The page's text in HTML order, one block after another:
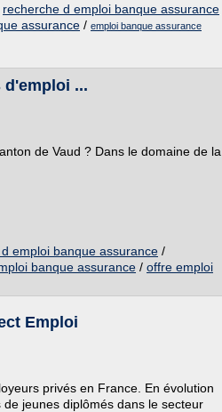
recherche d emploi banque assurance
assurance / emploi banque assurance
d'emploi ...
de Vaud ? Dans le domaine de la
emploi banque assurance /
banque assurance / offre emploi
Emploi
privés en France. En évolution
jeunes diplômés dans le secteur